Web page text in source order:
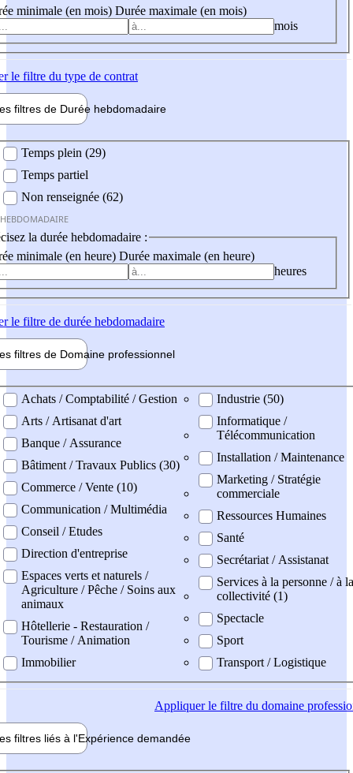
minimale (en mois) Durée maximale (en mois)
mois
le filtre du type de contrat
filtres de Durée hebdomadaire
Temps plein (29)
Temps partiel
Non renseignée (62)
la durée hebdomadaire :
minimale (en heure) Durée maximale (en heure)
heures
le filtre de durée hebdomadaire
filtres de Domaine professionnel
professionel
Achats / Comptabilité / Gestion
Arts / Artisanat d'art
Banque / Assurance
Bâtiment / Travaux Publics (30)
Commerce / Vente (10)
Communication / Multimédia
Conseil / Etudes
Direction d'entreprise
Espaces verts et naturels /
Agriculture / Pêche / Soins aux
animaux
Hôtellerie - Restauration /
Tourisme / Animation
Immobilier
Industrie (50)
Informatique /
Télécommunication
Installation / Maintenance
Marketing / Stratégie
commerciale
Ressources Humaines
Santé
Secrétariat / Assistanat
Services à la personne / à la
collectivité (1)
Spectacle
Sport
Transport / Logistique
Appliquerle filtre du domaine
filtres liés à l'Expérience demandée